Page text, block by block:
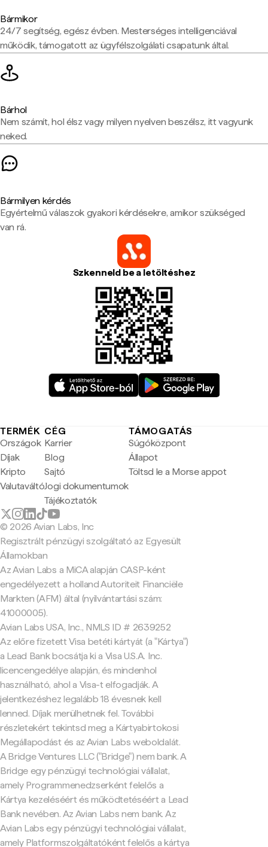
Bármikor
24/7 segítség, egész évben. Mesterséges intelligenciával
működik, támogatott az ügyfélszolgálati csapatunk által.
Bárhol
Nem számít, hol élsz vagy milyen nyelven beszélsz, itt vagyunk
neked.
Bármilyen kérdés
Egyértelmű válaszok gyakori kérdésekre, amikor szükséged
van rá.
Szkenneld be a letöltéshez
TERMÉK
Országok
Díjak
Kripto
Valutaváltó
CÉG
Karrier
Blog
Sajtó
Jogi dokumentumok
Tájékoztatók
TÁMOGATÁS
Súgóközpont
Állapot
Töltsd le a Morse appot
© 2026 Avian Labs, Inc
Regisztrált pénzügyi szolgáltató az Egyesült
Államokban
Az Avian Labs a MiCA alapján CASP-ként
engedélyezett a holland Autoriteit Financiële
Markten (AFM) által (nyilvántartási szám:
41000005).
Avian Labs USA, Inc., NMLS ID # 2639252
Az előre fizetett Visa betéti kártyát (a "Kártya")
a Lead Bank bocsátja ki a Visa U.S.A. Inc.
licencengedélye alapján, és mindenhol
használható, ahol a Visa-t elfogadják. A
jelentkezéshez legalább 18 évesnek kell
lenned. Díjak merülhetnek fel. További
részletekért tekintsd meg a Kártyabirtokosi
Megállapodást és az Avian Labs weboldalát.
A Bridge Ventures LLC ("Bridge") nem bank. A
Bridge egy pénzügyi technológiai vállalat,
amely Programmenedzserként felelős a
Kártya kezeléséért és működtetéséért a Lead
Bank nevében. Az Avian Labs nem bank. Az
Avian Labs egy pénzügyi technológiai vállalat,
amely Platformszolgáltatóként felelős a kártya